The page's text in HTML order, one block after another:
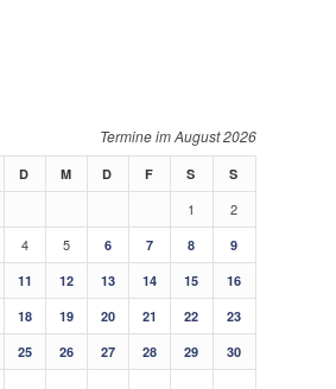
August 2026
D M D F S S
1
2
4 5 6 7 8
9
11 12 13 14 15
16
18 19 20 21 22
23
25 26 27 28 29
30